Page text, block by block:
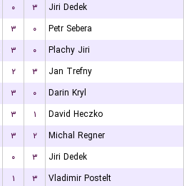
۰ ۳
Jiri Dedek
۳ ۰
Petr Sebera
۳ ۰
Plachy Jiri
۲ ۳
Jan Trefny
۳ ۰
Darin Kryl
۳ ۱
David Heczko
۳ ۲
Michal Regner
۰ ۳
Jiri Dedek
۱ ۳
Vladimir Postelt